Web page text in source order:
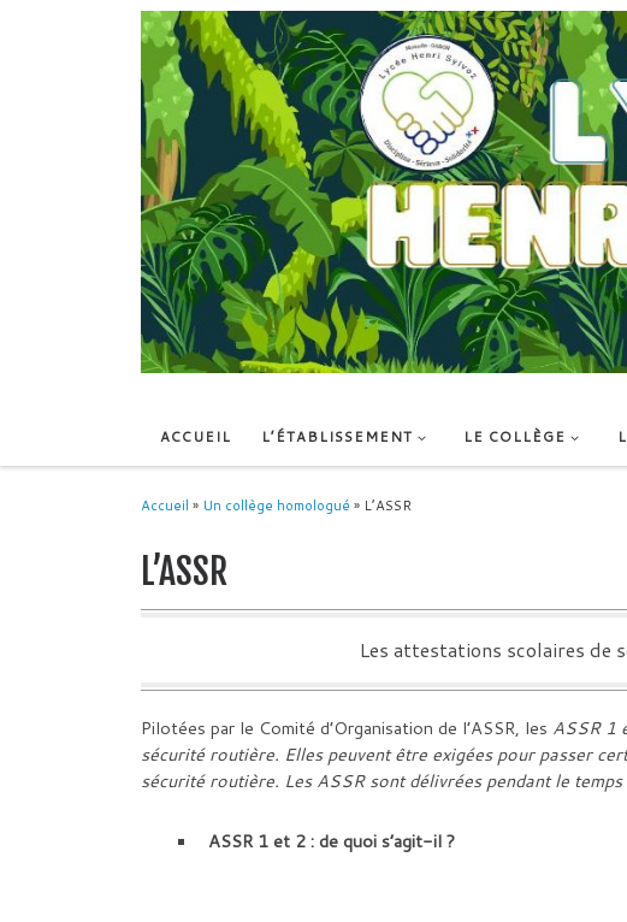
ACCUEIL L’ÉTABLISSEMENT LE COLLÈGE
Accueil » Un collège homologué » L’ASSR
L’ASSR
Les attestations scolaires de
Pilotées par le Comité d’Organisation de l’ASSR, les ASSR 1
sécurité routière. Elles peuvent être exigées pour passer
sécurité routière. Les ASSR sont délivrées pendant le
ASSR 1 et 2 : de quoi s’agit-il ?